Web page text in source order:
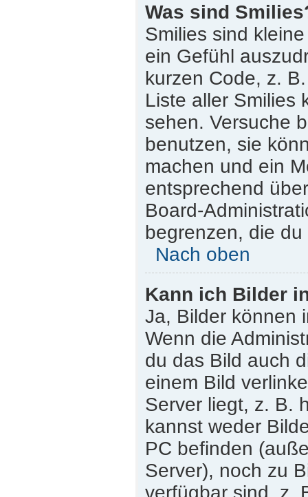
Was sind
Smilies sind
ein Gefühl
kurzen Code, z.
Liste aller Smilies
sehen. Versuche
benutzen, sie
machen und ein
entsprechend
Board-
begrenzen, die
Nach oben
Kann ich Bilder
Ja, Bilder können
Wenn die
du das Bild auch
einem Bild
Server liegt, z. B.
kannst weder
PC befinden
Server), noch zu
verfügbar sind, z.